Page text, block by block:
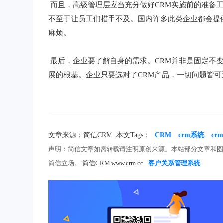
而且，高级管理层应当充分做好CRM实施前的准备
不至于让员工们措手不及。国内许多此类企业都会
麻烦。
最后，企业要了解自身的需求。CRM并非是固定不
展的根基。企业只要选对了CRM产品，一切问题皆
文章来源：简信CRM 本文Tags： CRM crm系统
声明：简信文章如需转载请注明原创来源。本站部分文章和
简信立场。
简信CRM www.crm.cc 客户关系管理系统